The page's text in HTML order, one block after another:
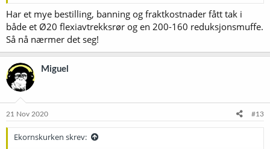
Har et mye bestilling, banning og fraktkostnader fått tak i
både et Ø20 flexiavtrekksrør og en 200-160 reduksjonsmuffe.
Så nå nærmer det seg!
Miguel
21 Nov 2020 #13
Ekornskurken skrev: